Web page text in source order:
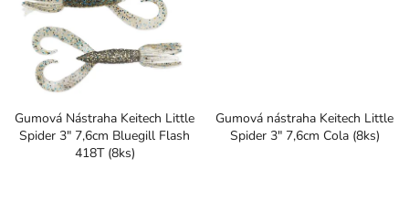
Gumová Nástraha Keitech Little
Spider 3" 7,6cm Bluegill Flash
418T (8ks)
Gumová nástraha Keitech Little
Spider 3" 7,6cm Cola (8ks)